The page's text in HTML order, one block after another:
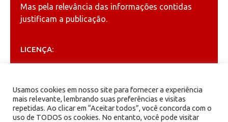
Mas pela relevância das informações contidas
justificam a publicação.
LICENÇA:
Creative Commons
ARQUIVOS
Usamos cookies em nosso site para fornecer a experiência
mais relevante, lembrando suas preferências e visitas
repetidas. Ao clicar em “Aceitar todos”, você concorda com o
uso de TODOS os cookies. No entanto, você pode visitar